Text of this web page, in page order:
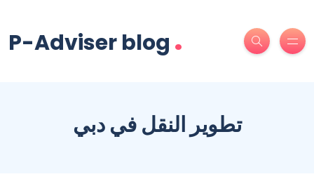
P-Adviser blog .
تطوير النقل في دبي